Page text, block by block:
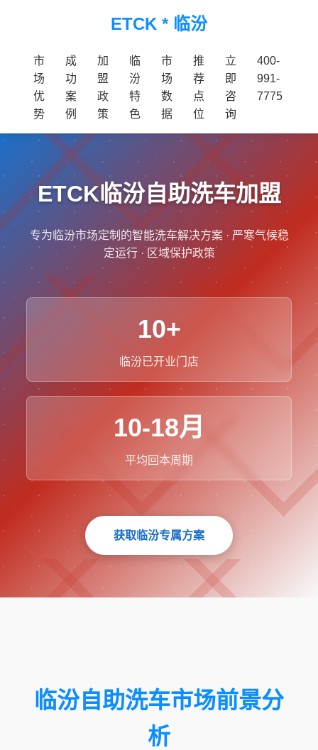
ETCK * 临汾
市
场
优
势
成
功
案
例
加
盟
政
策
临
汾
特
色
市
场
数
据
推
荐
点
位
立
即
咨
询
400-
991-
7775
ETCK临汾自助洗车加盟
专为临汾市场定制的智能洗车解决方案 · 严寒气候稳
定运行 · 区域保护政策
10+
临汾已开业门店
10-18月
平均回本周期
获取临汾专属方案
临汾自助洗车市场前景分
析